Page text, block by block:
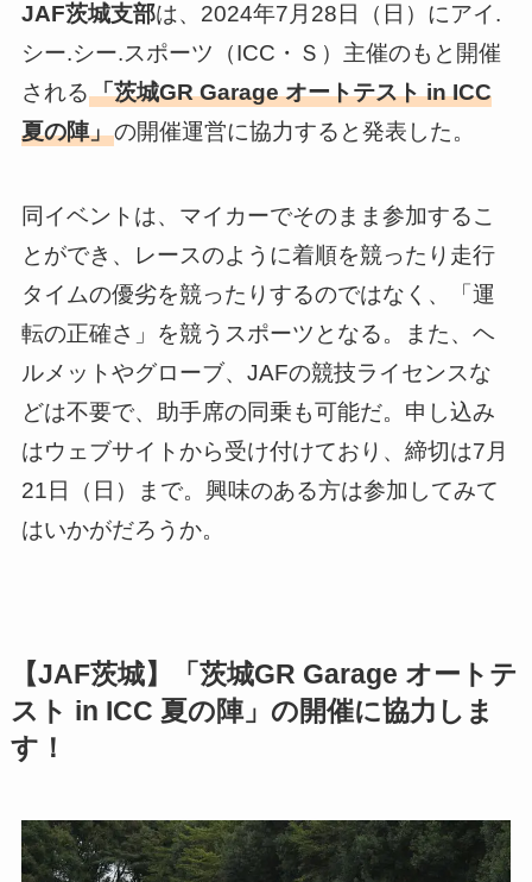
JAF茨城支部は、2024年7月28日（日）にアイ.
シー.シー.スポーツ（ICC・Ｓ）主催のもと開催
される「茨城GR Garage オートテスト in ICC
夏の陣」の開催運営に協力すると発表した。
同イベントは、マイカーでそのまま参加するこ
とができ、レースのように着順を競ったり走行
タイムの優劣を競ったりするのではなく、「運
転の正確さ」を競うスポーツとなる。また、ヘ
ルメットやグローブ、JAFの競技ライセンスな
どは不要で、助手席の同乗も可能だ。申し込み
はウェブサイトから受け付けており、締切は7月
21日（日）まで。興味のある方は参加してみて
はいかがだろうか。
【JAF茨城】「茨城GR Garage オートテ
スト in ICC 夏の陣」の開催に協力しま
す！